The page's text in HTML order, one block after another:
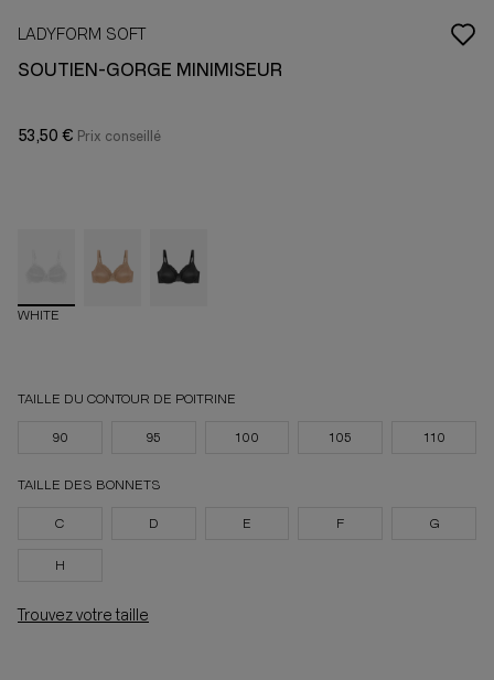
LADYFORM SOFT
SOUTIEN-GORGE MINIMISEUR
53,50 €
WHITE
TAILLE DU CONTOUR DE POITRINE
90 95 100 105 110
TAILLE DES BONNETS
C D E F G
H
Trouvez votre taille